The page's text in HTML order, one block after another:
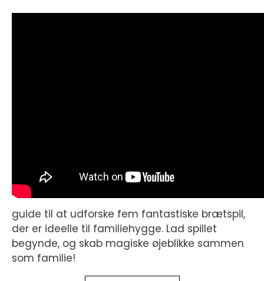
guide til at udforske fem fantastiske brætspil,
der er ideelle til familiehygge. Lad spillet
begynde, og skab magiske øjeblikke sammen
som familie!